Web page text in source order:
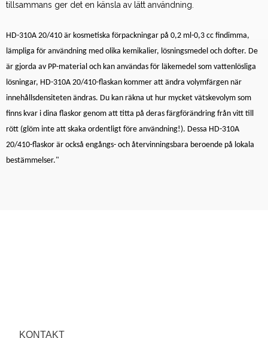
tillsammans ger det en känsla av lätt användning.
HD-310A 20/410 är kosmetiska förpackningar på 0,2 ml-0,3 cc findimma,
lämpliga för användning med olika kemikalier, lösningsmedel och dofter. De
är gjorda av PP-material och kan användas för läkemedel som vattenlösliga
lösningar, HD-310A 20/410-flaskan kommer att ändra volymfärgen när
innehållsdensiteten ändras. Du kan räkna ut hur mycket vätskevolym som
finns kvar i dina flaskor genom att titta på deras färgförändring från vitt till
rött (glöm inte att skaka ordentligt före användning!). Dessa HD-310A
20/410-flaskor är också engångs- och återvinningsbara beroende på lokala
bestämmelser."
KONTAKT